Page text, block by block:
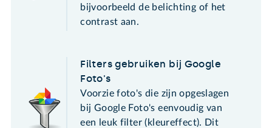
bijvoorbeeld de belichting of het
contrast aan.
Filters gebruiken bij Google
Foto's
Voorzie foto's die zijn opgeslagen
bij Google Foto's eenvoudig van
een leuk filter (kleureffect). Dit